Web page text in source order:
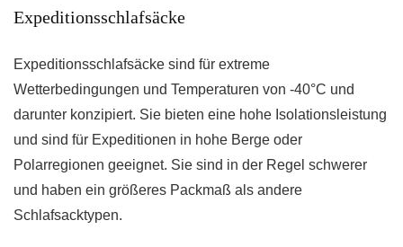
Expeditionsschlafsäcke
Expeditionsschlafsäcke sind für extreme
Wetterbedingungen und Temperaturen von -40°C und
darunter konzipiert. Sie bieten eine hohe Isolationsleistung
und sind für Expeditionen in hohe Berge oder
Polarregionen geeignet. Sie sind in der Regel schwerer
und haben ein größeres Packmaß als andere
Schlafsacktypen.